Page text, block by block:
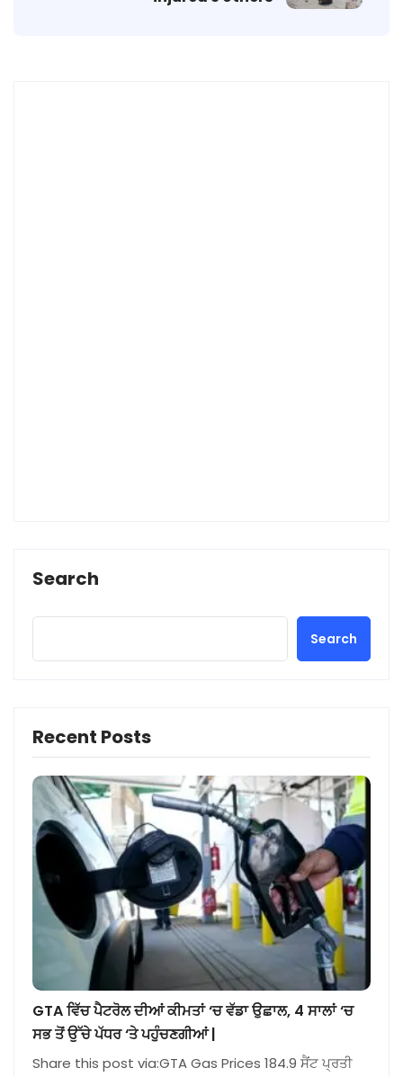
Search
Search
Recent Posts
GTA ਵਿੱਚ ਪੈਟਰੋਲ ਦੀਆਂ ਕੀਮਤਾਂ ‘ਚ ਵੱਡਾ ਉਛਾਲ, 4 ਸਾਲਾਂ ‘ਚ
ਸਭ ਤੋਂ ਉੱਚੇ ਪੱਧਰ ‘ਤੇ ਪਹੁੰਚਣਗੀਆਂ |
Share this post via:GTA Gas Prices 184.9 ਸੈਂਟ ਪ੍ਰਤੀ